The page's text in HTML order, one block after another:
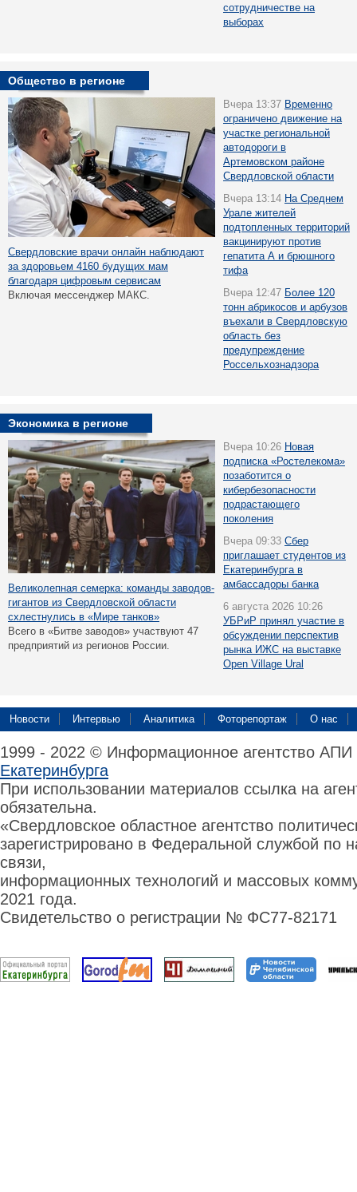
сотрудничестве на
выборах
Общество в регионе
Свердловские врачи онлайн наблюдают
за здоровьем 4160 будущих мам
благодаря цифровым сервисам
Включая мессенджер МАКС.
Вчера 13:37 Временно
ограничено движение на
участке региональной
автодороги в
Артемовском районе
Свердловской области
Вчера 13:14 На Среднем
Урале жителей
подтопленных территорий
вакцинируют против
гепатита А и брюшного
тифа
Вчера 12:47 Более 120
тонн абрикосов и арбузов
въехали в Свердловскую
область без
предупреждение
Россельхознадзора
Экономика в регионе
Великолепная семерка: команды заводов-
гигантов из Свердловской области
схлестнулись в «Мире танков»
Всего в «Битве заводов» участвуют 47
предприятий из регионов России.
Вчера 10:26 Новая
подписка «Ростелекома»
позаботится о
кибербезопасности
подрастающего
поколения
Вчера 09:33 Сбер
приглашает студентов из
Екатеринбурга в
амбассадоры банка
6 августа 2026 10:26
УБРиР принял участие в
обсуждении перспектив
рынка ИЖС на выставке
Open Village Ural
Новости Интервью Аналитика Фоторепортаж О нас
1999 - 2022 © Информационное агентство
Екатеринбурга
При использовании материалов ссылка на
обязательна.
«Свердловское областное агентство
зарегистрировано в Федеральной службой по
связи,
информационных технологий и массовых
2021 года.
Свидетельство о регистрации № ФС77-82171